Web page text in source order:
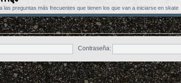
las preguntas más frecuentes que tienen los que van a iniciarse en skate
Contraseña: